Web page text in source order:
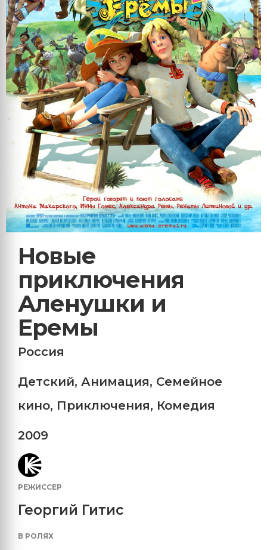
Новые
приключения
Аленушки и
Еремы
Россия
Детский, Анимация, Семейное
кино, Приключения, Комедия
2009
РЕЖИССЕР
Георгий Гитис
В РОЛЯХ